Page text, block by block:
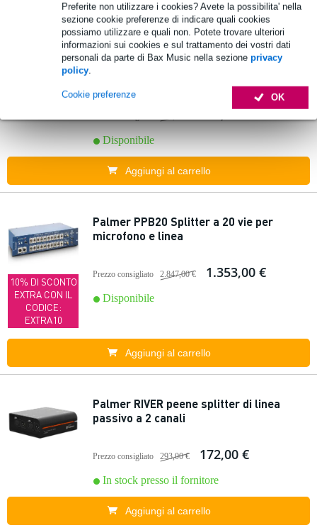
Preferite non utilizzare i cookies? Avete la possibilita' nella
sezione cookie preferenze di indicare quali cookies
possiamo utilizzare e quali non. Potete trovare ulteriori
informazioni sui cookies e sul trattamento dei vostri dati
personali da parte di Bax Music nella sezione privacy
policy.
OK
Cookie preferenze
Aggiungi al carrello
Palmer RIVER main fusione passiva di
200,00 €
Disponibile
Aggiungi al carrello
10% DI SCONTO
EXTRA CON IL
CODICE:
EXTRA10
Palmer PPB20 Splitter a 20 vie per
microfono e linea
Prezzo consigliato 2.847,00 € 1.353,00 €
Disponibile
Aggiungi al carrello
Palmer RIVER peene splitter di linea
passivo a 2 canali
Prezzo consigliato 293,00 € 172,00 €
In stock presso il fornitore
Aggiungi al carrello